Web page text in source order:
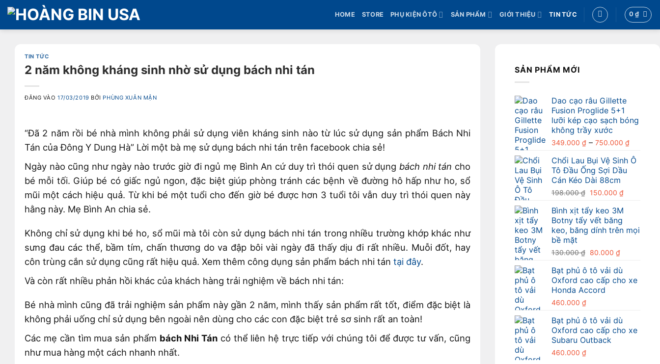
Bỏ
qua
nội
HOME STORE PHỤ KIỆN ÔTÔ SẢN PHẨM GIỚI THIỆU TIN TỨC 0₫
TIN TỨC
2 năm không kháng sinh nhờ sử dụng bách nhi tán
ĐĂNG VÀO17/03/2019 BỞI PHÙNG XUÂN MẬN
“Đã 2 năm rồi bé nhà mình không phải sử dụng viên kháng sinh nào từ lúc sử dụng sản phẩm Bách Nhi
Tán của Đông Y Dung Hà” Lời một bà mẹ sử dụng bách nhi tán trên facebook chia sẻ!
Ngày nào cũng như ngày nào trước giờ đi ngủ mẹ Bình An cứ duy trì thói quen sử dụng bách nhi tán cho
bé mỗi tối. Giúp bé có giấc ngủ ngon, đặc biệt giúp phòng tránh các bệnh về đường hô hấp như ho, sổ
mũi một cách hiệu quả. Từ khi bé một tuổi cho đến giờ bé được hơn 3 tuổi tôi vẫn duy trì thói quen này
hằng này. Mẹ Bình An chia sẻ.
Không chỉ sử dụng khi bé ho, sổ mũi mà tôi còn sử dụng bách nhi tán trong nhiều trường khớp khác như
sưng đau các thể, bầm tím, chấn thương do va đập bôi vài ngày đã thấy dịu đi rất nhiều. Muỗi đốt, hay
côn trùng cắn sử dụng cũng rất hiệu quả. Xem thêm công dụng sản phẩm bách nhi tán tại đây.
Và còn rất nhiều phản hồi khác của khách hàng trải nghiệm về bách nhi tán:
Bé nhà mình cũng đã trải nghiệm sản phẩm này gần 2 năm, mình thấy sản phẩm rất tốt, điểm đặc biệt là
không phải uống chỉ sử dụng bên ngoài nên dùng cho các con đặc biệt trẻ sơ sinh rất an toàn!
Các mẹ cần tìm mua sản phẩm bách Nhi Táncó thể liên hệ trực tiếp với chúng tôi để được tư vấn, cũng
như mua hàng một cách nhanh nhất.
SẢN PHẨM MỚI
Dao cạo râu Gillette
Fusion Proglide 5+1
lưỡi kép cạo sạch bóng
không trầy xước
349.000 ₫ – 750.000 ₫Khoảng
từ
Chổi Lau Bụi Vệ Sinh Ô
Tô Đầu Ống Sợi Dầu
Cán Kéo Dài 88cm
198.000₫ Giá
là:
198.000 ₫.
150.000₫Giá
150.000
Bình xịt tẩy keo 3M
Botny tẩy vết băng
keo, băng dính trên mọi
bề mặt
130.000₫ Giá
là:
130.000 ₫.
80.000₫Giá
tại
là:
Bạt phủ ô tô vải dù
Oxford cao cấp cho xe
Honda Accord
460.000 ₫
Bạt phủ ô tô vải dù
Oxford cao cấp cho xe
Subaru Outback
460.000 ₫